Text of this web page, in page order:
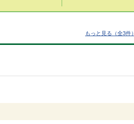
もっと見る（全3件）